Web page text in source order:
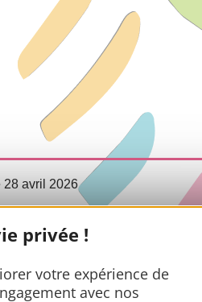
privée !
votre expérience de
avec nos
28 avril 2026
Infos pratiques